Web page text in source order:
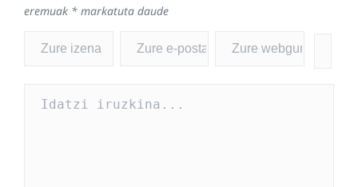
eremuak * markatuta daude